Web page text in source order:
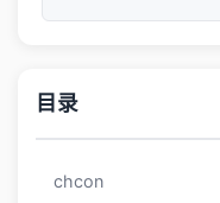
目录
chcon